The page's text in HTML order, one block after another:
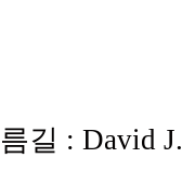
길 : David